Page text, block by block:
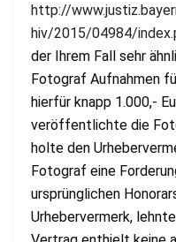
http://
hiv/2015/04984/
der Ihrem Fall sehr
Fotograf Aufnahmen
hierfür knapp 1.000,-
veröffentlichte die
holte den
Fotograf eine
ursprünglichen
Urhebervermerk,